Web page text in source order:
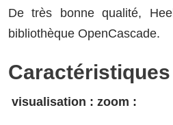
De très bonne qualité,
bibliothèque OpenCascade.
visualisation : zoom :